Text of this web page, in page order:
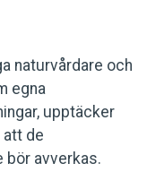
naturvårdare och
egna
upptäcker
att de
bör avverkas.